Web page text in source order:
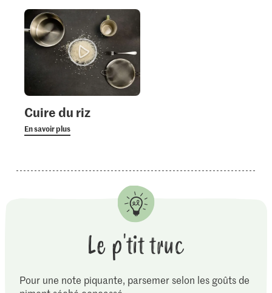
Cuire du riz
En savoir plus
Le p'tit truc
Pour une note piquante, parsemer selon les goûts de